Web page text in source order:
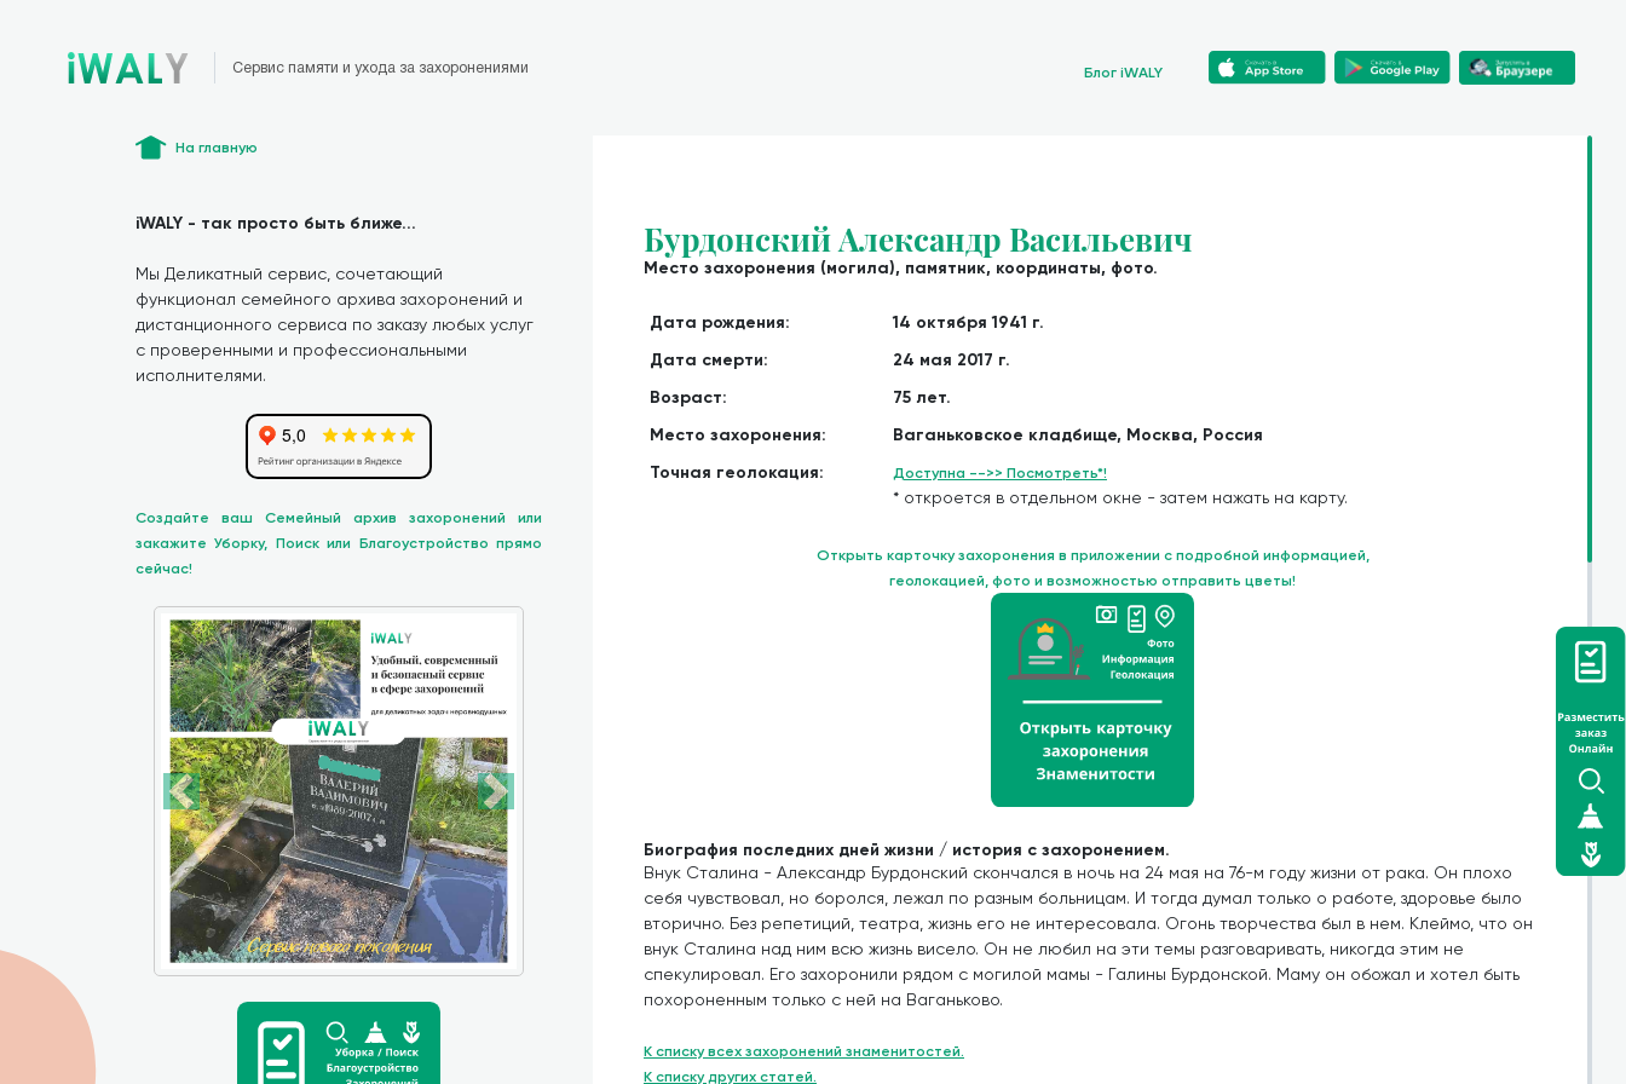
Сервис памяти и ухода за захоронениями Блог iWALY
На главную
iWALY - так просто быть ближе...
Мы Деликатный сервис, сочетающий
функционал семейного архива захоронений и
дистанционного сервиса по заказу любых услуг
с проверенными и профессиональными
исполнителями.
Создайте ваш Семейный архив захоронений или
закажите Уборку, Поиск или Благоустройство прямо
сейчас!
Бурдонский Александр Васильевич
Место захоронения (могила), памятник, координаты, фото.
Дата рождения:
14 октября 1941 г.
Дата смерти:
24 мая 2017 г.
Возраст:
75 лет.
Место захоронения:
Ваганьковское кладбище, Москва, Россия
Точная геолокация:
Доступна -->> Посмотреть*!
* откроется в отдельном окне - затем нажать на карту.
Открыть карточку захоронения в приложении с подробной информацией,
геолокацией, фото и возможностью отправить цветы!
Биография последних дней жизни / история с захоронением.
Внук Сталина - Александр Бурдонский скончался в ночь на 24 мая на 76-м году жизни от рака. Он плохо
себя чувствовал, но боролся, лежал по разным больницам. И тогда думал только о работе, здоровье было
вторично. Без репетиций, театра, жизнь его не интересовала. Огонь творчества был в нем. Клеймо, что он
внук Сталина над ним всю жизнь висело. Он не любил на эти темы разговаривать, никогда этим не
спекулировал. Его захоронили рядом с могилой мамы - Галины Бурдонской. Маму он обожал и хотел быть
похороненным только с ней на Ваганьково.
К списку всех захоронений знаменитостей.
К списку других статей.